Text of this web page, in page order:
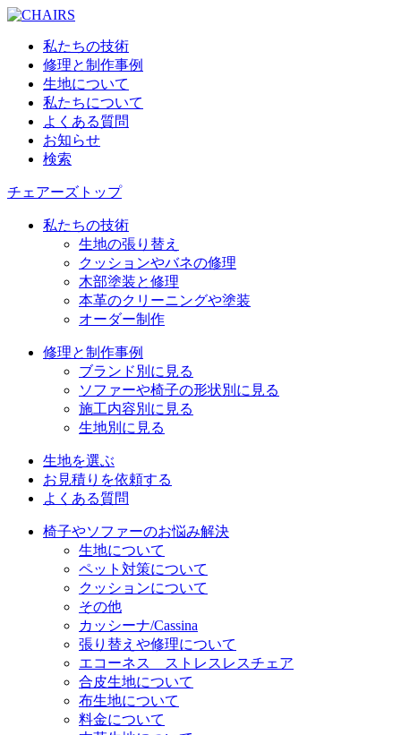
私たちの技術
修理と制作事例
生地について
私たちについて
よくある質問
お知らせ
検索
チェアーズトップ
私たちの技術
生地の張り替え
クッションやバネの修理
木部塗装と修理
本革のクリーニングや塗装
オーダー制作
修理と制作事例
ブランド別に見る
ソファーや椅子の形状別に見る
施工内容別に見る
生地別に見る
生地を選ぶ
お見積りを依頼する
よくある質問
椅子やソファーのお悩み解決
生地について
ペット対策について
クッションについて
その他
カッシーナ/Cassina
張り替えや修理について
エコーネス ストレスレスチェア
合皮生地について
布生地について
料金について